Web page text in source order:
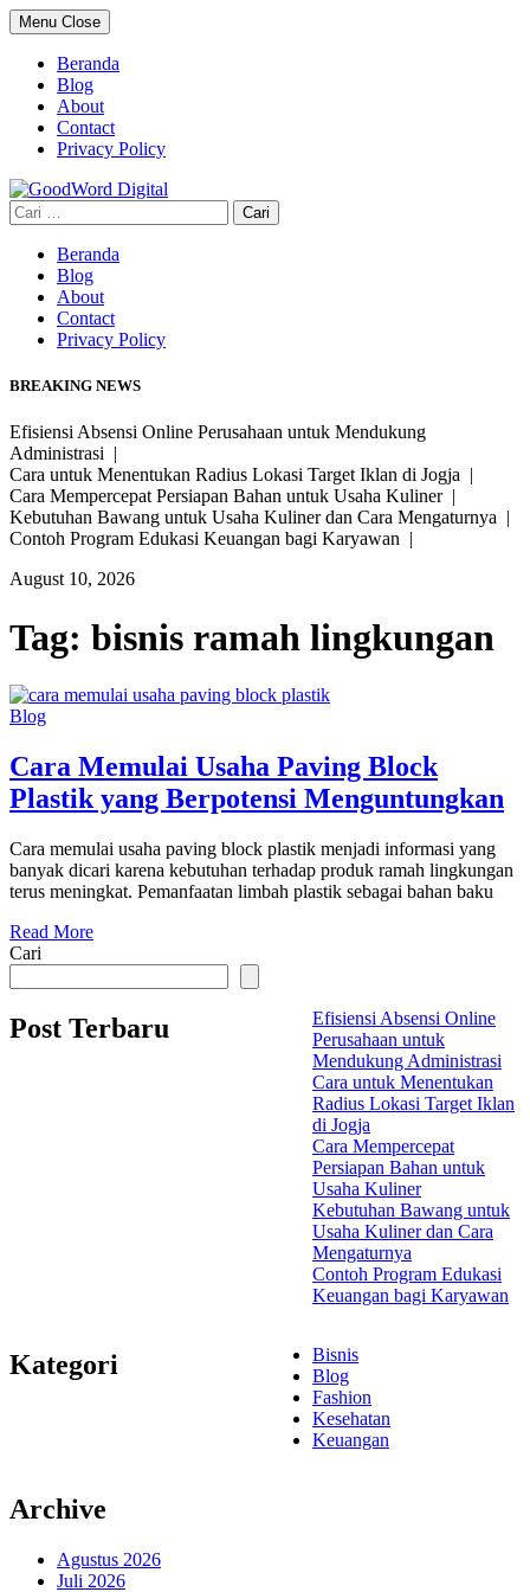
Skip
to
content
Menu Close
Beranda
Blog
About
Contact
Privacy Policy
Cari
untuk:
Beranda
Blog
About
Contact
Privacy Policy
BREAKING NEWS
Efisiensi Absensi Online Perusahaan untuk Mendukung
Administrasi |
Cara untuk Menentukan Radius Lokasi Target Iklan di Jogja |
Cara Mempercepat Persiapan Bahan untuk Usaha Kuliner |
Kebutuhan Bawang untuk Usaha Kuliner dan Cara Mengaturnya |
Contoh Program Edukasi Keuangan bagi Karyawan |
August 10, 2026
Tag: bisnis ramah lingkungan
Blog
Cara Memulai Usaha Paving Block
Plastik yang Berpotensi Menguntungkan
Cara memulai usaha paving block plastik menjadi informasi yang
banyak dicari karena kebutuhan terhadap produk ramah lingkungan
terus meningkat. Pemanfaatan limbah plastik sebagai bahan baku
Read More
Cari
Post Terbaru
Efisiensi Absensi Online
Perusahaan untuk
Mendukung Administrasi
Cara untuk Menentukan
Radius Lokasi Target Iklan
di Jogja
Cara Mempercepat
Persiapan Bahan untuk
Usaha Kuliner
Kebutuhan Bawang untuk
Usaha Kuliner dan Cara
Mengaturnya
Contoh Program Edukasi
Keuangan bagi Karyawan
Kategori
Bisnis
Blog
Fashion
Kesehatan
Keuangan
Archive
Agustus 2026
Juli 2026